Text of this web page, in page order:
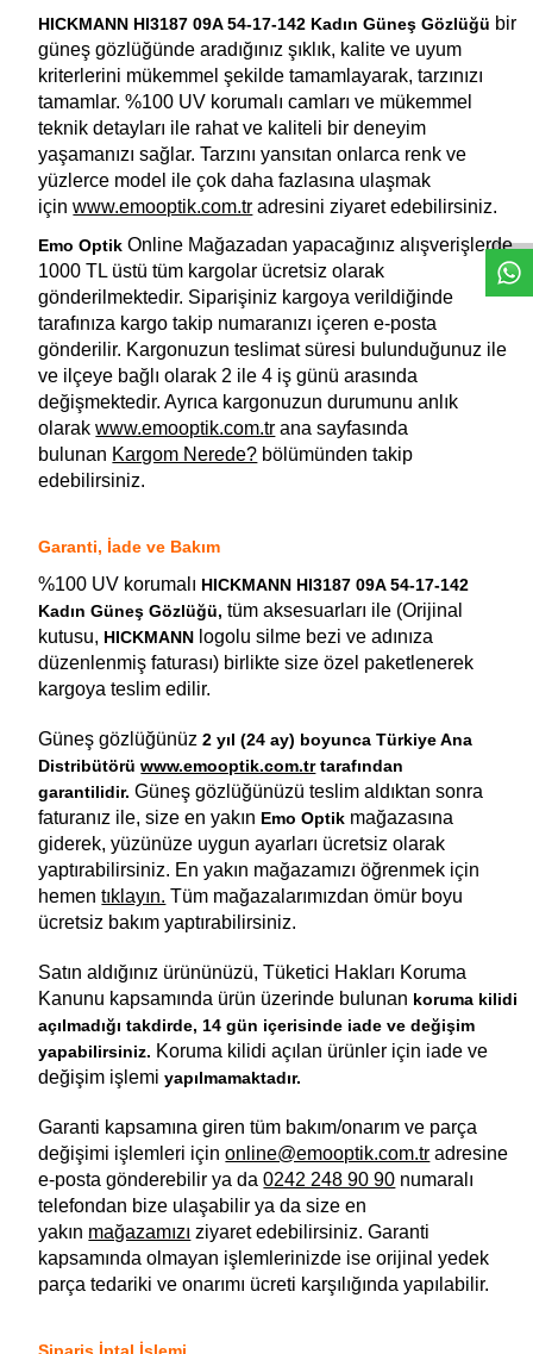
HICKMANN HI3187 09A 54-17-142 Kadın Güneş Gözlüğü bir
güneş gözlüğünde aradığınız şıklık, kalite ve uyum
kriterlerini mükemmel şekilde tamamlayarak, tarzınızı
tamamlar. %100 UV korumalı camları ve mükemmel
teknik detayları ile rahat ve kaliteli bir deneyim
yaşamanızı sağlar. Tarzını yansıtan onlarca renk ve
yüzlerce model ile çok daha fazlasına ulaşmak
için www.emooptik.com.tr adresini ziyaret edebilirsiniz.
Emo Optik Online Mağazadan yapacağınız alışverişlerde
1000 TL üstü tüm kargolar ücretsiz olarak
gönderilmektedir. Siparişiniz kargoya verildiğinde
tarafınıza kargo takip numaranızı içeren e-posta
gönderilir. Kargonuzun teslimat süresi bulunduğunuz ile
ve ilçeye bağlı olarak 2 ile 4 iş günü arasında
değişmektedir. Ayrıca kargonuzun durumunu anlık
olarak www.emooptik.com.tr ana sayfasında
bulunan Kargom Nerede? bölümünden takip
edebilirsiniz.
Garanti, İade ve Bakım
%100 UV korumalı HICKMANN HI3187 09A 54-17-142
Kadın Güneş Gözlüğü, tüm aksesuarları ile (Orijinal
kutusu, HICKMANN logolu silme bezi ve adınıza
düzenlenmiş faturası) birlikte size özel paketlenerek
kargoya teslim edilir.
Güneş gözlüğünüz 2 yıl (24 ay) boyunca Türkiye Ana
Distribütörü www.emooptik.com.tr tarafından
garantilidir. Güneş gözlüğünüzü teslim aldıktan sonra
faturanız ile, size en yakın Emo Optik mağazasına
giderek, yüzünüze uygun ayarları ücretsiz olarak
yaptırabilirsiniz. En yakın mağazamızı öğrenmek için
hemen tıklayın. Tüm mağazalarımızdan ömür boyu
ücretsiz bakım yaptırabilirsiniz.
Satın aldığınız ürününüzü, Tüketici Hakları Koruma
Kanunu kapsamında ürün üzerinde bulunan koruma kilidi
açılmadığı takdirde, 14 gün içerisinde iade ve değişim
yapabilirsiniz. Koruma kilidi açılan ürünler için iade ve
değişim işlemi yapılmamaktadır.
Garanti kapsamına giren tüm bakım/onarım ve parça
değişimi işlemleri için online@emooptik.com.tr adresine
e-posta gönderebilir ya da 0242 248 90 90 numaralı
telefondan bize ulaşabilir ya da size en
yakın mağazamızı ziyaret edebilirsiniz. Garanti
kapsamında olmayan işlemlerinizde ise orijinal yedek
parça tedariki ve onarımı ücreti karşılığında yapılabilir.